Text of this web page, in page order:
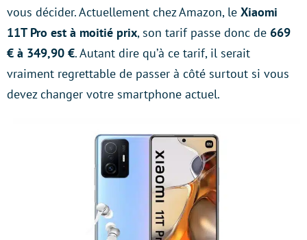
vous décider. Actuellement chez Amazon, le Xiaomi
11T Pro est à moitié prix, son tarif passe donc de 669
€ à 349,90 €. Autant dire qu’à ce tarif, il serait
vraiment regrettable de passer à côté surtout si vous
devez changer votre smartphone actuel.